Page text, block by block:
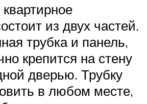
из двух частей.
трубка и панель,
крепится на стену
дверью. Трубку
в любом месте,